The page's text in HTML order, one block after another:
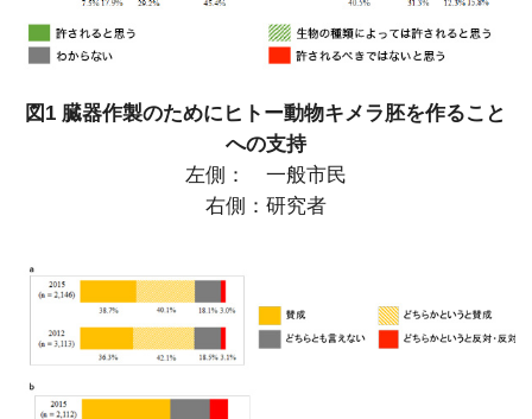
図1 臓器作製のためにヒトー動物キメラ胚を作ること
への支持
左側： 一般市民
右側：研究者